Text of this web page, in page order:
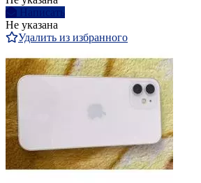
Написать
Не указана
Удалить из избранного